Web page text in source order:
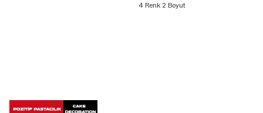
4 Renk 2 Boyut